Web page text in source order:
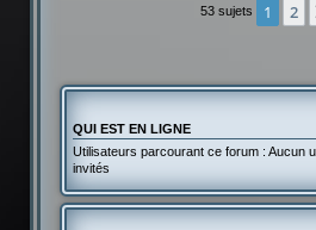
53 sujets 1 2
QUI EST EN LIGNE
Utilisateurs parcourant ce forum : Aucun
invités